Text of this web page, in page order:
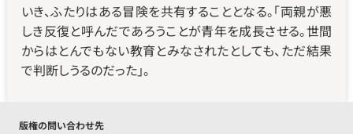
いき、ふたりはある冒険を共有することとなる。「両親が悪
しき反復と呼んだであろうことが青年を成長させる。世間
からはとんでもない教育とみなされたとしても、ただ結果
で判断しうるのだった」。
版権の問い合わせ先